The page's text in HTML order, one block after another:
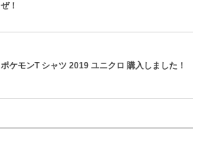
ぜ！
ポケモンT シャツ 2019 ユニクロ 購入しました！